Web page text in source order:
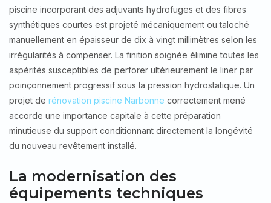
piscine incorporant des adjuvants hydrofuges et des fibres
synthétiques courtes est projeté mécaniquement ou taloché
manuellement en épaisseur de dix à vingt millimètres selon les
irrégularités à compenser. La finition soignée élimine toutes les
aspérités susceptibles de perforer ultérieurement le liner par
poinçonnement progressif sous la pression hydrostatique. Un
projet de rénovation piscine Narbonne correctement mené
accorde une importance capitale à cette préparation
minutieuse du support conditionnant directement la longévité
du nouveau revêtement installé.
La modernisation des
équipements techniques